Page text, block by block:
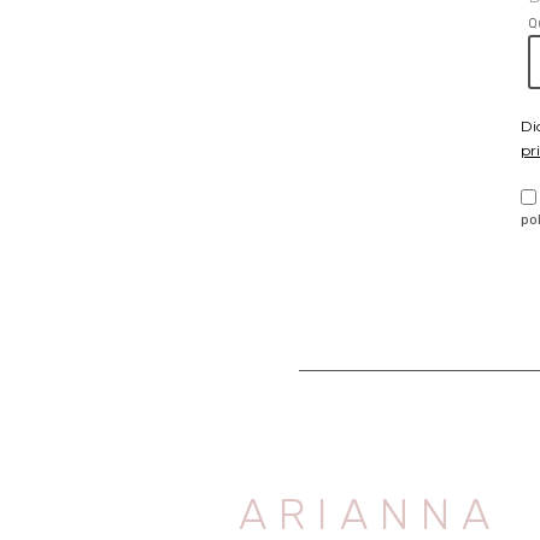
ARIANNA